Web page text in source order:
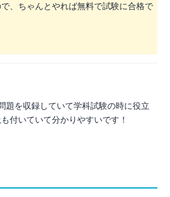
、ちゃんとやれば無料で試験に合格で
題を収録していて学科試験の時に役立
付いていて分かりやすいです！